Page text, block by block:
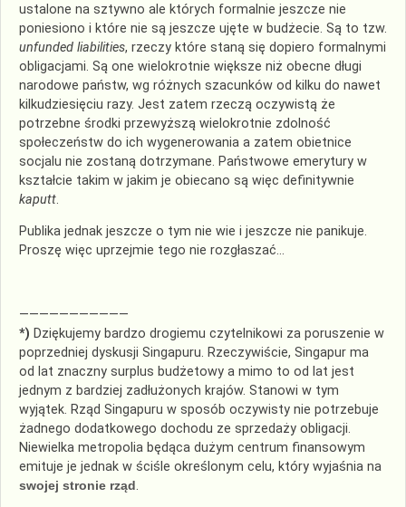
ustalone na sztywno ale których formalnie jeszcze nie
poniesiono i które nie są jeszcze ujęte w budżecie. Są to tzw.
unfunded liabilities, rzeczy które staną się dopiero formalnymi
obligacjami. Są one wielokrotnie większe niż obecne długi
narodowe państw, wg różnych szacunków od kilku do nawet
kilkudziesięciu razy. Jest zatem rzeczą oczywistą że
potrzebne środki przewyższą wielokrotnie zdolność
społeczeństw do ich wygenerowania a zatem obietnice
socjalu nie zostaną dotrzymane. Państwowe emerytury w
kształcie takim w jakim je obiecano są więc definitywnie
kaputt.
Publika jednak jeszcze o tym nie wie i jeszcze nie panikuje.
Proszę więc uprzejmie tego nie rozgłaszać…
———————————
*) Dziękujemy bardzo drogiemu czytelnikowi za poruszenie w
poprzedniej dyskusji Singapuru. Rzeczywiście, Singapur ma
od lat znaczny surplus budżetowy a mimo to od lat jest
jednym z bardziej zadłużonych krajów. Stanowi w tym
wyjątek. Rząd Singapuru w sposób oczywisty nie potrzebuje
żadnego dodatkowego dochodu ze sprzedaży obligacji.
Niewielka metropolia będąca dużym centrum finansowym
emituje je jednak w ściśle określonym celu, który wyjaśnia na
swojej stronie rząd.